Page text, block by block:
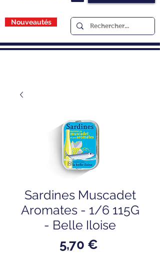
Nouveautés
Sardines Muscadet
Aromates - 1/6 115G
- Belle Iloise
5,70 €